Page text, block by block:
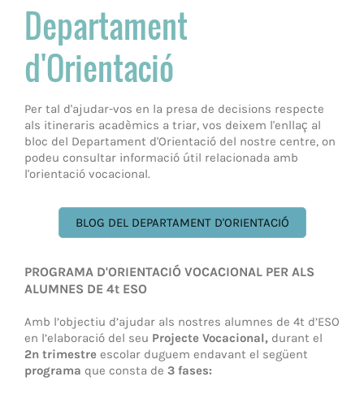
Departament
d'Orientació
Per tal d'ajudar-vos en la presa de decisions respecte
als itineraris acadèmics a triar, vos deixem l'enllaç al
bloc del Departament d'Orientació del nostre centre, on
podeu consultar informació útil relacionada amb
l'orientació vocacional.
BLOG DEL DEPARTAMENT D'ORIENTACIÓ
PROGRAMA D'ORIENTACIÓ VOCACIONAL PER ALS
ALUMNES DE 4t ESO
Amb l’objectiu d’ajudar als nostres alumnes de 4t d’ESO
en l’elaboració del seu Projecte Vocacional, durant el
2n trimestre escolar duguem endavant el següent
programa que consta de 3 fases: